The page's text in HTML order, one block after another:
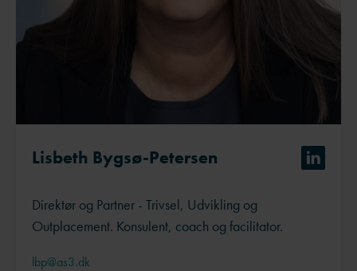
Lisbeth Bygsø-Petersen
Direktør og Partner - Trivsel, Udvikling og
Outplacement. Konsulent, coach og facilitator.
lbp@as3.dk